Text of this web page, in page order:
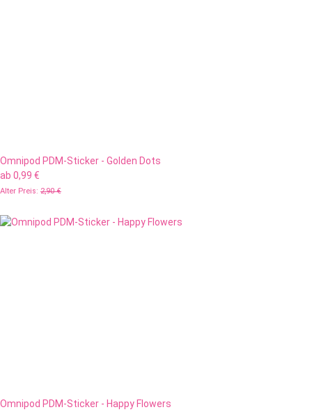
Omnipod PDM-Sticker - Golden Dots
ab 0,99 €
Alter Preis: 2,90 €
Omnipod PDM-Sticker - Happy Flowers